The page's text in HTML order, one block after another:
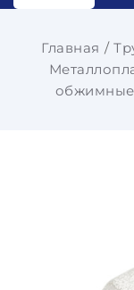
Главная
обжимные